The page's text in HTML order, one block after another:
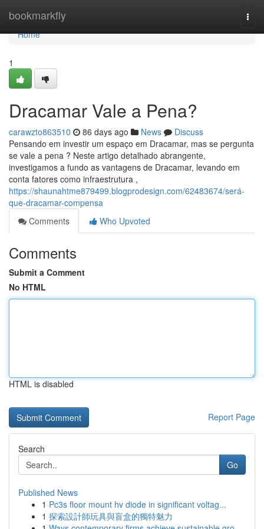
bookmarkfly
Home
Home
1
Dracamar Vale a Pena?
carawzto863510 86 days ago News
Discuss
Pensando em investir um espaço em Dracamar, mas se pergunta
se vale a pena ? Neste artigo detalhado abrangente,
investigamos a fundo as vantagens de Dracamar, levando em
conta fatores como infraestrutura ,
https://shaunahtme879499.blogprodesign.com/62483674/será-
que-dracamar-compensa
Comments
Who Upvoted
Comments
Submit a Comment
No HTML
HTML is disabled
Report Page
Search
Go
Published News
1 Pc3s floor mount hv diode in significant voltag...
1 探索設計師玩具與盲盒的獨特魅力